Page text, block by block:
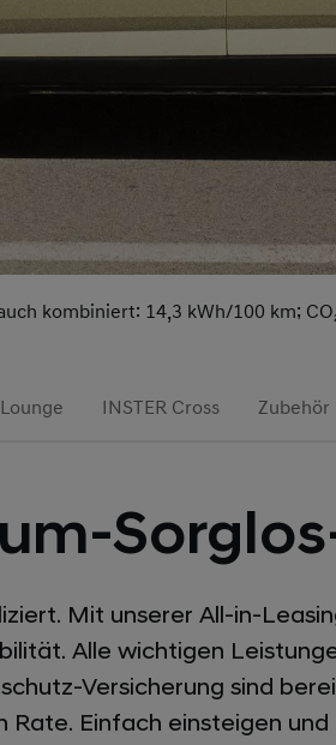
kombiniert: 14,3 kWh/100 km;
INSTER Cross Zubehör
Mit unserer All-in-
Alle wichtigen
Versicherung sind
Einfach einsteigen und